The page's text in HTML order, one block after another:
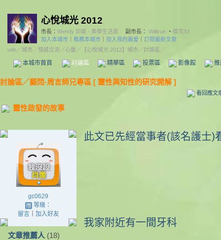
心悅城光 2012
市長： Wendy 卯瑜 - 美學生活家 副市長： Willtrue 、 傑克33
加入本城市
推薦本城市 加入我的最愛
訂閱最新文章
udn／城市 ／情感交流 ／心靈 ／ 【心悅城光 2012】城市 ／討論區／
本城市首頁 討論區 精華區 投票區 影像館
討論區／顧問-周言師兄專區 [ 靈性與知性的研究開解 ]
看回應文
靈性啟發的故事
gc0629
等級：
留言｜ 加入好友
文章推薦人 (18)
此文已先經當事者(該名護士)
我家附近有一間牙科